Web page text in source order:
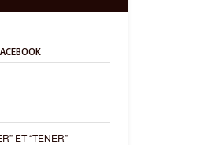
ET “TENER”